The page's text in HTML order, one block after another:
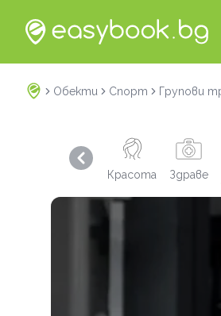
Обекти Спорт Групови
Красота Здраве
Previous slide